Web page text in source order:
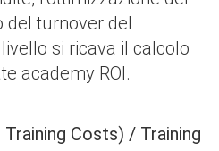
del turnover del
si ricava il calcolo
academy ROI.
Costs) / Training